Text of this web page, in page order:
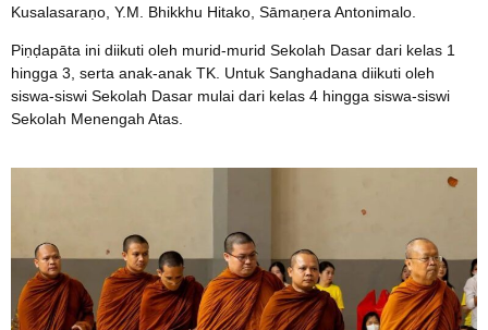
Kusalasaraṇo, Y.M. Bhikkhu Hitako, Sāmaṇera Antonimalo.
Piṇḍapāta ini diikuti oleh murid-murid Sekolah Dasar dari kelas 1
hingga 3, serta anak-anak TK. Untuk Sanghadana diikuti oleh
siswa-siswi Sekolah Dasar mulai dari kelas 4 hingga siswa-siswi
Sekolah Menengah Atas.